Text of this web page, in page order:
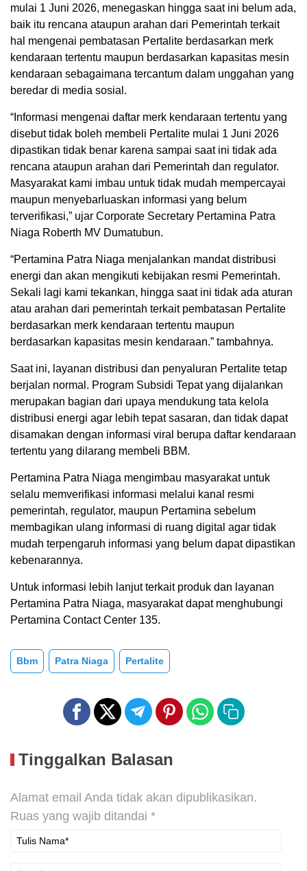
mulai 1 Juni 2026, menegaskan hingga saat ini belum ada,
baik itu rencana ataupun arahan dari Pemerintah terkait
hal mengenai pembatasan Pertalite berdasarkan merk
kendaraan tertentu maupun berdasarkan kapasitas mesin
kendaraan sebagaimana tercantum dalam unggahan yang
beredar di media sosial.
“Informasi mengenai daftar merk kendaraan tertentu yang
disebut tidak boleh membeli Pertalite mulai 1 Juni 2026
dipastikan tidak benar karena sampai saat ini tidak ada
rencana ataupun arahan dari Pemerintah dan regulator.
Masyarakat kami imbau untuk tidak mudah mempercayai
maupun menyebarluaskan informasi yang belum
terverifikasi,” ujar Corporate Secretary Pertamina Patra
Niaga Roberth MV Dumatubun.
“Pertamina Patra Niaga menjalankan mandat distribusi
energi dan akan mengikuti kebijakan resmi Pemerintah.
Sekali lagi kami tekankan, hingga saat ini tidak ada aturan
atau arahan dari pemerintah terkait pembatasan Pertalite
berdasarkan merk kendaraan tertentu maupun
berdasarkan kapasitas mesin kendaraan.” tambahnya.
Saat ini, layanan distribusi dan penyaluran Pertalite tetap
berjalan normal. Program Subsidi Tepat yang dijalankan
merupakan bagian dari upaya mendukung tata kelola
distribusi energi agar lebih tepat sasaran, dan tidak dapat
disamakan dengan informasi viral berupa daftar kendaraan
tertentu yang dilarang membeli BBM.
Pertamina Patra Niaga mengimbau masyarakat untuk
selalu memverifikasi informasi melalui kanal resmi
pemerintah, regulator, maupun Pertamina sebelum
membagikan ulang informasi di ruang digital agar tidak
mudah terpengaruh informasi yang belum dapat dipastikan
kebenarannya.
Untuk informasi lebih lanjut terkait produk dan layanan
Pertamina Patra Niaga, masyarakat dapat menghubungi
Pertamina Contact Center 135.
Bbm Patra Niaga Pertalite
Tinggalkan Balasan
Alamat email Anda tidak akan dipublikasikan.
Ruas yang wajib ditandai *